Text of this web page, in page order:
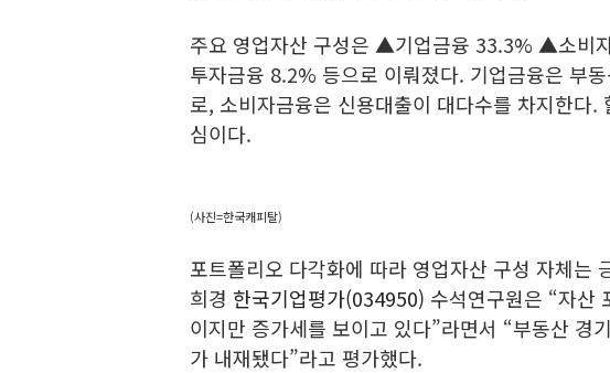
주요 영업자산 구성은 ▲기업금융 33.3% ▲소
투자금융 8.2% 등으로 이뤄졌다. 기업금융은 부
로, 소비자금융은 신용대출이 대다수를 차지한다.
심이다.
(사진=한국캐피탈)
포트폴리오 다각화에 따라 영업자산 구성 자체는
희경 한국기업평가(034950) 수석연구원은 “자산
이지만 증가세를 보이고 있다”라면서 “부동산 경
가 내재됐다”라고 평가했다.